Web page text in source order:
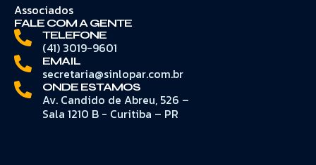
Associados
FALE COM A GENTE
TELEFONE
(41) 3019-9601
EMAIL
secretaria@sinlopar.com.br
ONDE ESTAMOS
Av. Candido de Abreu, 526 –
Sala 1210 B - Curitiba – PR